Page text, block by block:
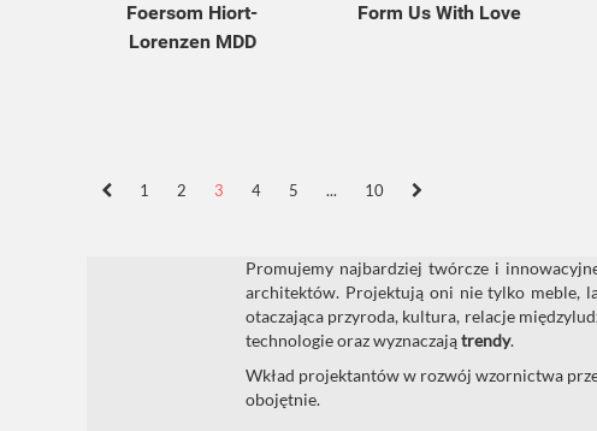
Foersom Hiort-
Lorenzen MDD
Form Us With Love
1 2 3 4 5 ... 10
Promujemy najbardziej twórcze i
architektów. Projektują oni nie tylko meble,
otaczająca przyroda, kultura, relacje
technologie oraz wyznaczajątrendy.
Wkład projektantów w rozwój wzornictwa
obojętnie.